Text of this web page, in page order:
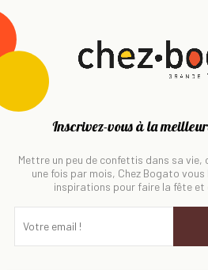
Inscrivez-vous à la
Mettre un peu de confettis dans sa vie,
une fois par mois, Chez Bogato
inspirations pour faire la fête et